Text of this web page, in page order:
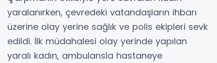
yaralanırken, çevredeki vatandaşların ihbarı
üzerine olay yerine sağlık ve polis ekipleri sevk
edildi. İlk müdahalesi olay yerinde yapılan
yaralı kadın, ambulansla hastaneye